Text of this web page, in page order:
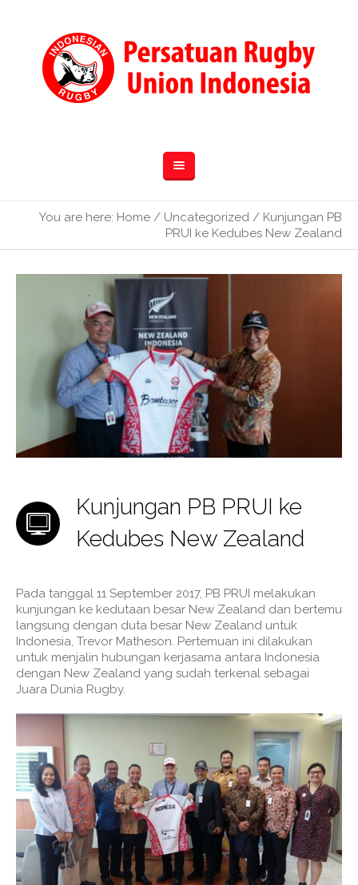
You are here: Home / Uncategorized / Kunjungan PB
PRUI ke Kedubes New Zealand
Kunjungan PB PRUI ke
Kedubes New Zealand
Pada tanggal 11 September 2017, PB PRUI melakukan
kunjungan ke kedutaan besar New Zealand dan bertemu
langsung dengan duta besar New Zealand untuk
Indonesia, Trevor Matheson. Pertemuan ini dilakukan
untuk menjalin hubungan kerjasama antara Indonesia
dengan New Zealand yang sudah terkenal sebagai
Juara Dunia Rugby.